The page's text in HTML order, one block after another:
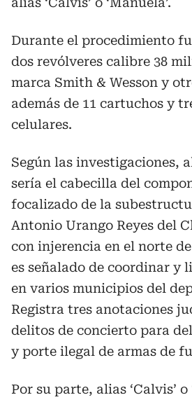
Durante el procedimiento
dos revólveres calibre 38
marca Smith & Wesson y
además de 11 cartuchos y
celulares.
Según las investigaciones,
sería el cabecilla del
focalizado de la
Antonio Urango Reyes del
con injerencia en el norte
es señalado de coordinar y
en varios municipios del
Registra tres anotaciones
delitos de concierto para
y porte ilegal de armas de
Por su parte, alias ‘Calvis’ o